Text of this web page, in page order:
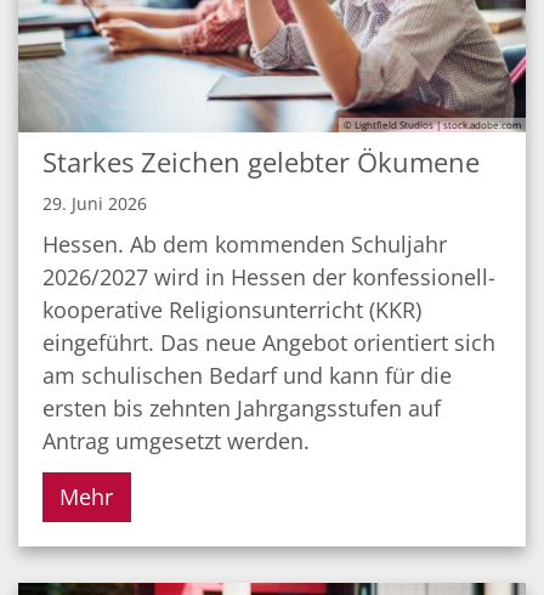
© Lightfield Studios | stock.adobe.com
Starkes Zeichen gelebter Ökumene
29. Juni 2026
Hessen. Ab dem kommenden Schuljahr
2026/2027 wird in Hessen der konfessionell-
kooperative Religionsunterricht (KKR)
eingeführt. Das neue Angebot orientiert sich
am schulischen Bedarf und kann für die
ersten bis zehnten Jahrgangsstufen auf
Antrag umgesetzt werden.
Mehr